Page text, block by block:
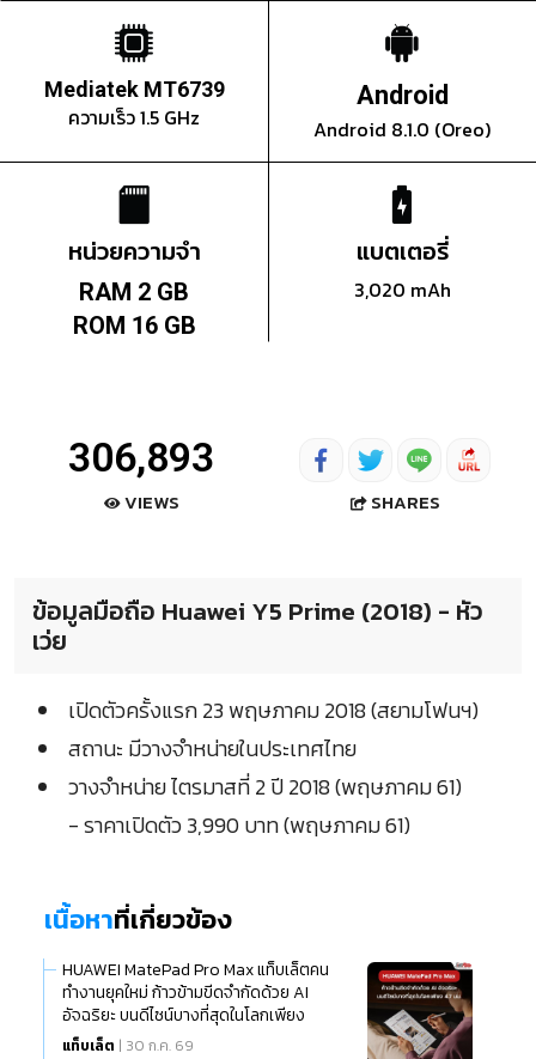
Mediatek MT6739
ความเร็ว 1.5 GHz
Android
Android 8.1.0 (Oreo)
หน่วยความจำ
RAM 2 GB
ROM 16 GB
แบตเตอรี่
3,020 mAh
306,893
VIEWS SHARES
ข้อมูลมือถือ Huawei Y5 Prime (2018) - หัว
เว่ย
เปิดตัวครั้งแรก 23 พฤษภาคม 2018 (สยามโฟนฯ)
สถานะ มีวางจำหน่ายในประเทศไทย
วางจำหน่าย ไตรมาสที่ 2 ปี 2018 (พฤษภาคม 61)
- ราคาเปิดตัว 3,990 บาท (พฤษภาคม 61)
เนื้อหาที่เกี่ยวข้อง
HUAWEI MatePad Pro Max แท็บเล็ตคน
ทำงานยุคใหม่ ก้าวข้ามขีดจำกัดด้วย AI
อัจฉริยะ บนดีไซน์บางที่สุดในโลกเพียง
แท็บเล็ต | 30 ก.ค. 69